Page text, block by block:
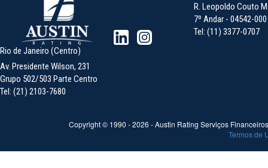
R. Leopoldo Couto
7º Andar - 04542-
Tel: (11) 3377-0707
Rio de Janeiro (Centro)
Av. Presidente Wilson, 231
Grupo 502/503 Parte Centro
Tel: (21) 2103-7680
Copyright © 1990 -2026 - Austin Rating Serviços
Termos de